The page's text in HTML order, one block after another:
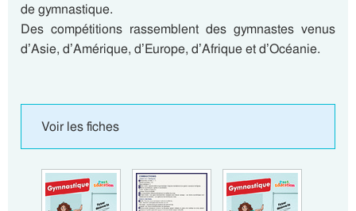
de gymnastique.
Des compétitions rassemblent des gymnastes venus
d’Asie, d’Amérique, d’Europe, d’Afrique et d’Océanie.
Voir les fiches